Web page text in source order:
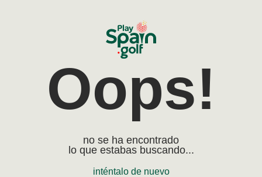
Oops!
no se ha encontrado
lo que estabas buscando...
inténtalo de nuevo